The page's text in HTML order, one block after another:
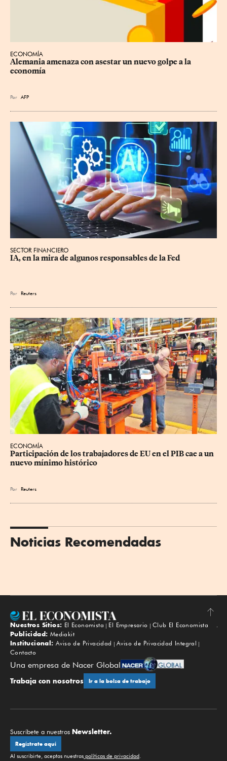
ECONOMÍA
Alemania amenaza con asestar un nuevo golpe a la
economía
Por AFP
SECTOR FINANCIERO
IA, en la mira de algunos responsables de la Fed
Por Reuters
ECONOMÍA
Participación de los trabajadores de EU en el PIB cae a un
nuevo mínimo histórico
Por Reuters
Noticias Recomendadas
Subir
Nuestros Sitios: El Economista El Empresario
Club El Economista
Publicidad: Mediakit
Institucional: Aviso de Privacidad
Aviso de Privacidad Integral
Contacto
Una empresa de Nacer Global
Trabaja con nosotros Ir a la bolsa de trabajo
Suscríbete a nuestros Newsletter.
Regístrate aquí
Al suscribirte, aceptas nuestras políticas de privacidad